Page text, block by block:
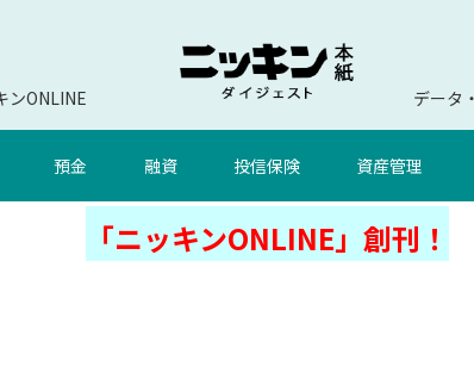
ンONLINE データ
預金 融資 投信保険 資産管理
「ニッキンONLINE」創刊！